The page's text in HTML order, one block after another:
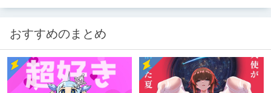
おすすめのまとめ